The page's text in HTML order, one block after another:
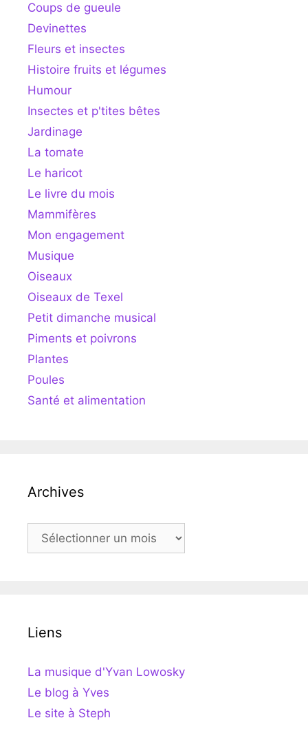
Coups de gueule
Devinettes
Fleurs et insectes
Histoire fruits et légumes
Humour
Insectes et p'tites bêtes
Jardinage
La tomate
Le haricot
Le livre du mois
Mammifères
Mon engagement
Musique
Oiseaux
Oiseaux de Texel
Petit dimanche musical
Piments et poivrons
Plantes
Poules
Santé et alimentation
Archives
Archives
Liens
La musique d'Yvan Lowosky
Le blog à Yves
Le site à Steph